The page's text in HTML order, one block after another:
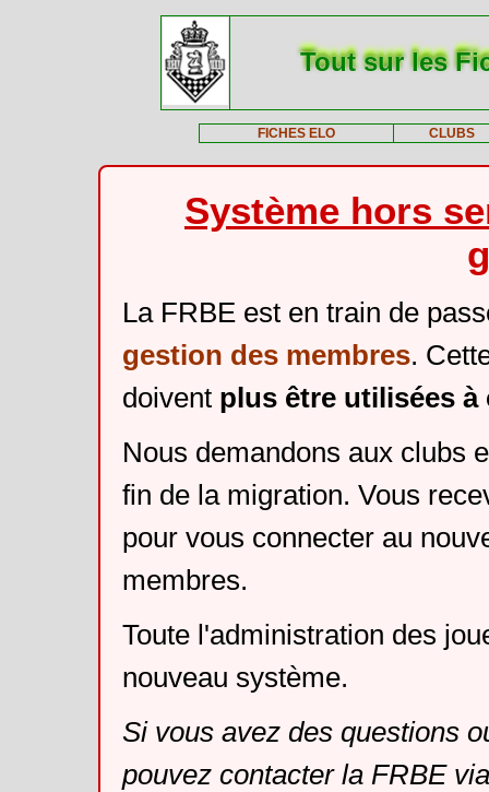
Tout sur les
FICHES ELO CLUBS
Système hors
La FRBE est en train de
gestion des membres.
doivent plus être utilisées
Nous demandons aux clubs
fin de la migration. Vous
pour vous connecter au
membres.
Toute l'administration des
nouveau système.
Si vous avez des questions
pouvez contacter la FRBE